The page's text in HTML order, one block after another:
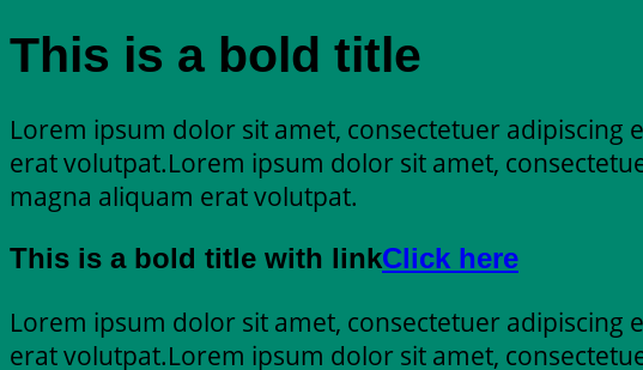
This is a bold title
Lorem ipsum dolor sit amet, consectetuer
erat volutpat.Lorem ipsum dolor sit amet,
magna aliquam erat volutpat.
This is a bold title with linkClick here
Lorem ipsum dolor sit amet, consectetuer
erat volutpat.Lorem ipsum dolor sit amet,